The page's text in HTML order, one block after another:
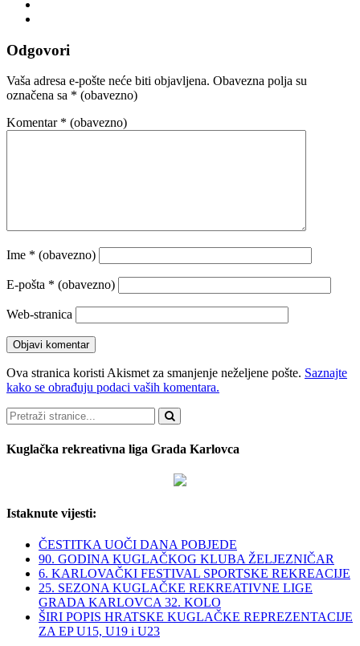
Odgovori
Vaša adresa e-pošte neće biti objavljena. Obavezna polja su
označena sa * (obavezno)
Komentar * (obavezno)
Ime * (obavezno)
E-pošta * (obavezno)
Web-stranica
Ova stranica koristi Akismet za smanjenje neželjene pošte. Saznajte
kako se obrađuju podaci vaših komentara.
Pretraži
Kuglačka rekreativna liga Grada Karlovca
Istaknute vijesti:
ČESTITKA UOČI DANA POBJEDE
90. GODINA KUGLAČKOG KLUBA ŽELJEZNIČAR
6. KARLOVAČKI FESTIVAL SPORTSKE REKREACIJE
25. SEZONA KUGLAČKE REKREATIVNE LIGE
GRADA KARLOVCA 32. KOLO
ŠIRI POPIS HRATSKE KUGLAČKE REPREZENTACIJE
ZA EP U15, U19 i U23